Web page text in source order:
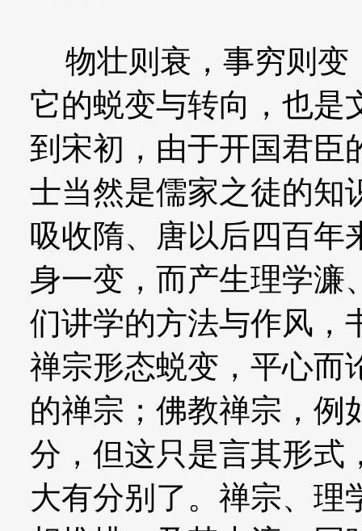
物壮则衰，事穷则变
它的蜕变与转向，也是
到宋初，由于开国君臣
士当然是儒家之徒的知
吸收隋、唐以后四百年
身一变，而产生理学濂
们讲学的方法与作风，
禅宗形态蜕变，平心而
的禅宗；佛教禅宗，例
分，但这只是言其形式
大有分别了。禅宗、理